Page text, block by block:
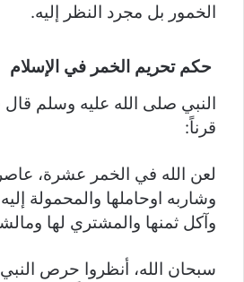
الخمور بل مجرد النظر إليه.
حكم تحريم الخمر في الإسلام
النبي صلى الله عليه وسلم قال
قرناً:
لعن الله في الخمر عشرة،
وشاربه اوحاملها والمحمولة
وآكل ثمنها والمشتري لها
سبحان الله، أنظروا حرص